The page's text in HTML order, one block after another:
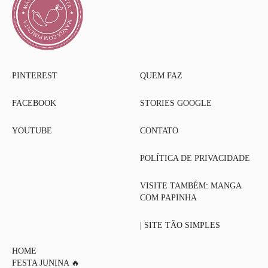
PINTEREST
FACEBOOK
YOUTUBE
QUEM FAZ
STORIES GOOGLE
CONTATO
POLÍTICA DE PRIVACIDADE
VISITE TAMBÉM: MANGA
COM PAPINHA
| SITE TÃO SIMPLES
HOME
FESTA JUNINA 🔥